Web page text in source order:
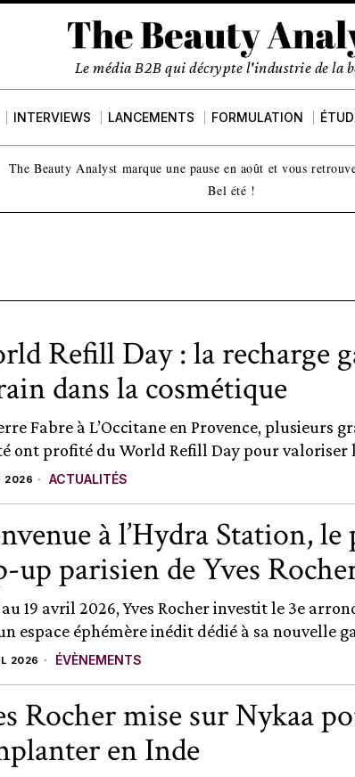
Le média B2B qui décrypte l'industrie de la
INTERVIEWS LANCEMENTS FORMULATION
The Beauty Analyst marque une pause en août et vous
Bel été !
Refill Day : la recharge
dans la cosmétique
Fabre à L’Occitane en Provence, plusieurs
ont profité du World Refill Day pour valoriser
2026 ACTUALITÉS
à l’Hydra Station,
up parisien de Yves
au 19 avril 2026, Yves Rocher investit le 3e
espace éphémère inédit dédié à sa nouvelle
2026 ÉVÈNEMENTS
Rocher mise sur Nykaa
en Inde